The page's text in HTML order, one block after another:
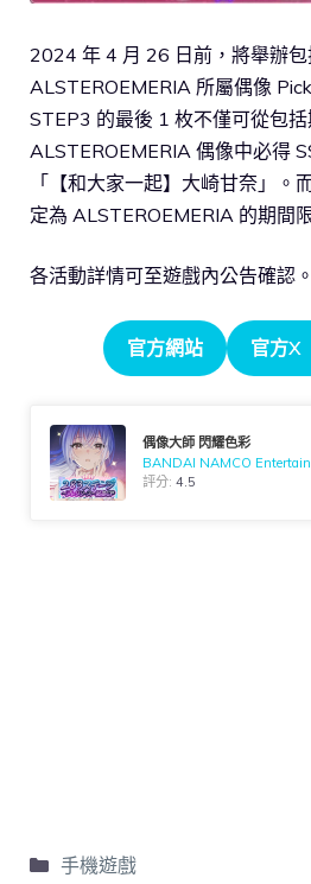
2024 年 4 月 26 日前，將舉辦
ALSTEROEMERIA 所屬偶像
STEP3 的最後 1 枚不僅可從包
ALSTEROEMERIA 偶像中必得
「【和大家一起】大崎甘奈」。
定為 ALSTEROEMERIA 的期間
各活動詳情可至遊戲內公告確認。
官方網站 官方X
偶像大師 閃耀色彩
BANDAI NAMCO
評分:4.5
手機遊戲